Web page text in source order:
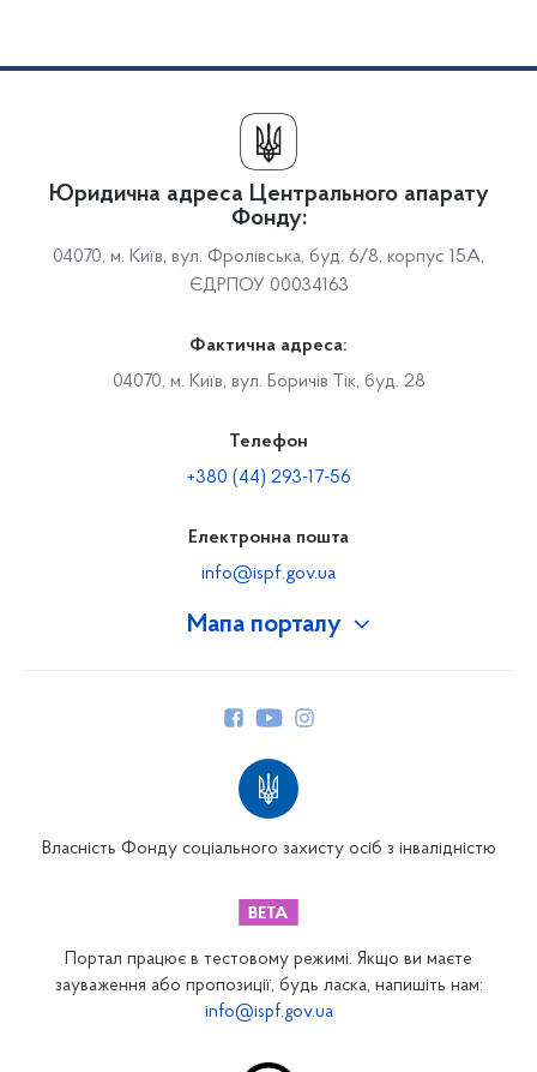
Мапа порталу
Закарпатське відділення
Запорізьке відділення
Юридична адреса Центрального апарату
Фонду:
04070, м. Київ, вул. Фролівська, буд. 6/8, корпус 15А,
ЄДРПОУ 00034163
Фактична адреса:
04070, м. Київ, вул. Боричів Тік, буд. 28
Телефон
+380 (44) 293-17-56
Електронна пошта
info@ispf.gov.ua
Власність Фонду соціального захисту осіб з інвалідністю
Портал працює в тестовому режимі. Якщо ви маєте
зауваження або пропозиції, будь ласка, напишіть нам:
info@ispf.gov.ua